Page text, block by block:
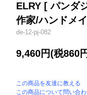
ELRY [ パンダ
作家/ハンドメ
de-12-pj-082
9,460円(税860
この商品を友達に教える
この商品について問い合